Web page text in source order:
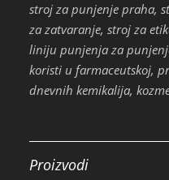
stroj za punjenje praha,
za zatvaranje, stroj za
liniju punjenja za
koristi u farmaceutskoj,
dnevnih kemikalija,
Proizvodi